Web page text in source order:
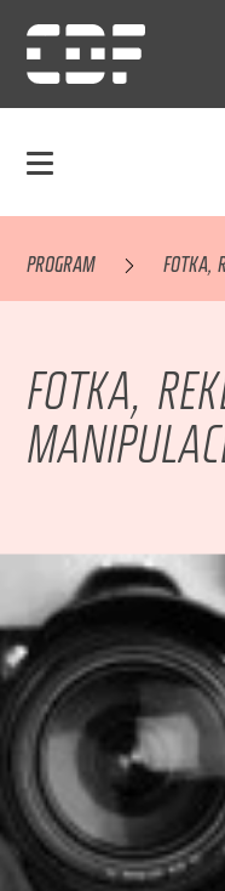
PROGRAM FOTKA,
FOTKA,